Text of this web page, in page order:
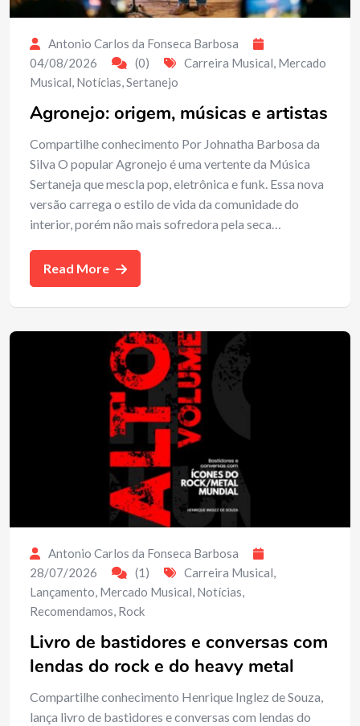
Antonio Carlos da Fonseca Barbosa
04/08/2026
(0) Carreira Musical Mercado
Musical Notícias Sertanejo
Agronejo: origem, músicas e artistas
Compartilhe conhecimento Por Johnatha Barbosa da
Silva O popular Agronejo é uma vertente da Música
Sertaneja que mescla pop, eletrônica e funk. Essa nova
versão carrega o estilo de vida da comunidade do
interior, porém não mais sofredora pela seca…
Read More
Antonio Carlos da Fonseca Barbosa
28/07/2026
(1) Carreira Musical,
Lançamento, Mercado Musical, Notícias,
Recomendamos, Rock
Livro de bastidores e conversas com
lendas do rock e do heavy metal
Compartilhe conhecimento Henrique Inglez de Souza,
lança livro de bastidores e conversas com lendas do